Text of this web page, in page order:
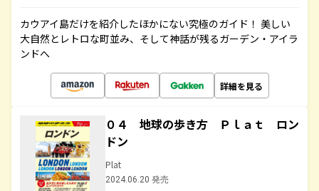
カウアイ島だけを紹介したほかにない究極のガイド！ 美しい
大自然とレトロな町並み、そして神話が残るガーデン・アイラ
ンドへ
詳細を見る
０４ 地球の歩き方 Ｐｌａｔ ロン
ドン
Plat
2024.06.20 発売